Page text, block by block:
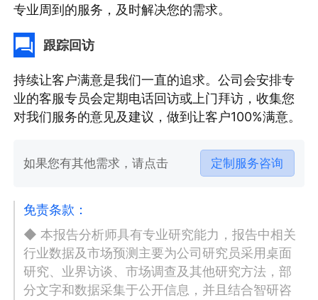
专业周到的服务，及时解决您的需求。
跟踪回访
持续让客户满意是我们一直的追求。公司会安排专
业的客服专员会定期电话回访或上门拜访，收集您
对我们服务的意见及建议，做到让客户100%满意。
如果您有其他需求，请点击 定制服务咨询
免责条款：
◆ 本报告分析师具有专业研究能力，报告中相关
行业数据及市场预测主要为公司研究员采用桌面
研究、业界访谈、市场调查及其他研究方法，部
分文字和数据采集于公开信息，并且结合智研咨